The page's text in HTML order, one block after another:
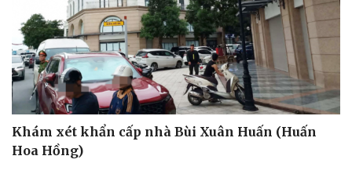
Văn hóa
Sân khấu - Điện ảnh
Văn học
Âm nhạc
Di sản
Giải trí
Nghệ sĩ
Thời trang
Sao Việt
Khám xét khẩn cấp nhà Bùi Xuân Huấn (Huấn
Hoa Hồng)